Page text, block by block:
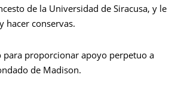
de la Universidad de Siracusa, y le
hacer conservas.
para proporcionar apoyo perpetuo a
de Madison.